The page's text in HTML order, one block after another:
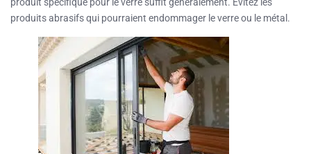
produit spécifique pour le verre suffit généralement. Évitez les
produits abrasifs qui pourraient endommager le verre ou le métal.